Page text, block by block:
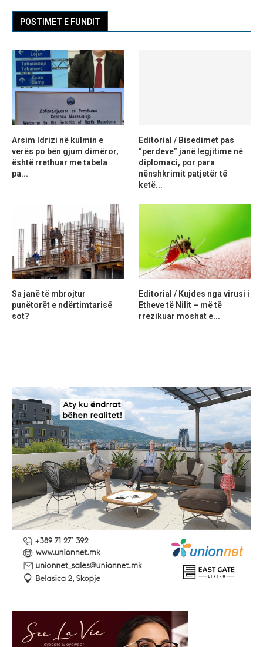
POSTIMET E FUNDIT
Arsim Idrizi në kulmin e
verës po bën gjum dimëror,
është rrethuar me tabela
pa...
Editorial / Bisedimet pas
“perdeve” janë legjitime në
diplomaci, por para
nënshkrimit patjetër të
ketë...
Sa janë të mbrojtur
punëtorët e ndërtimtarisë
sot?
Editorial / Kujdes nga virusi i
Etheve të Nilit – më të
rrezikuar moshat e...